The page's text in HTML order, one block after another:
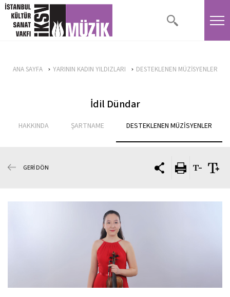
ANA SAYFA YARININ KADIN YILDIZLARI DESTEKLENEN MÜZİSYENLER
İdil Dündar
HAKKINDA ŞARTNAME DESTEKLENEN MÜZİSYENLER
GERİ DÖN